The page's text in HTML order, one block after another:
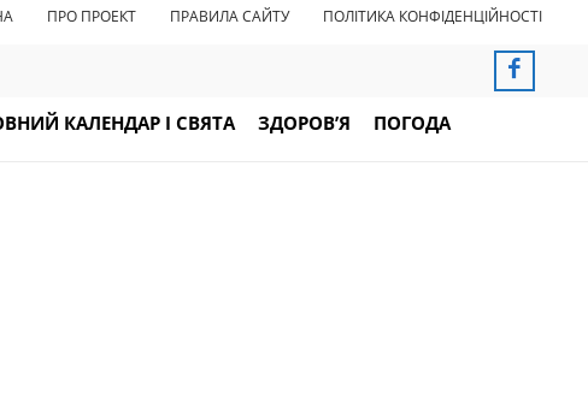
ПРО ПРОЕКТ ПРАВИЛА САЙТУ ПОЛІТИКА КОНФІДЕНЦІЙНОСТІ
КАЛЕНДАР І СВЯТА ЗДОРОВ’Я ПОГОДА